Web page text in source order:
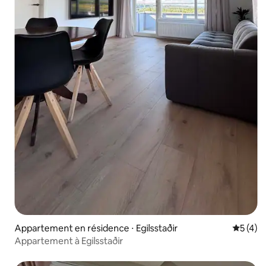
Appartement en résidence ⋅ Egilsstaðir
5 (4)
Appartement à Egilsstaðir